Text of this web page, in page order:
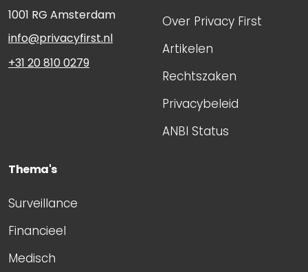
1001 RG Amsterdam
info@privacyfirst.nl
+31 20 810 0279
Over Privacy First
Artikelen
Rechtszaken
Privacybeleid
ANBI Status
Thema's
Surveillance
Financieel
Medisch